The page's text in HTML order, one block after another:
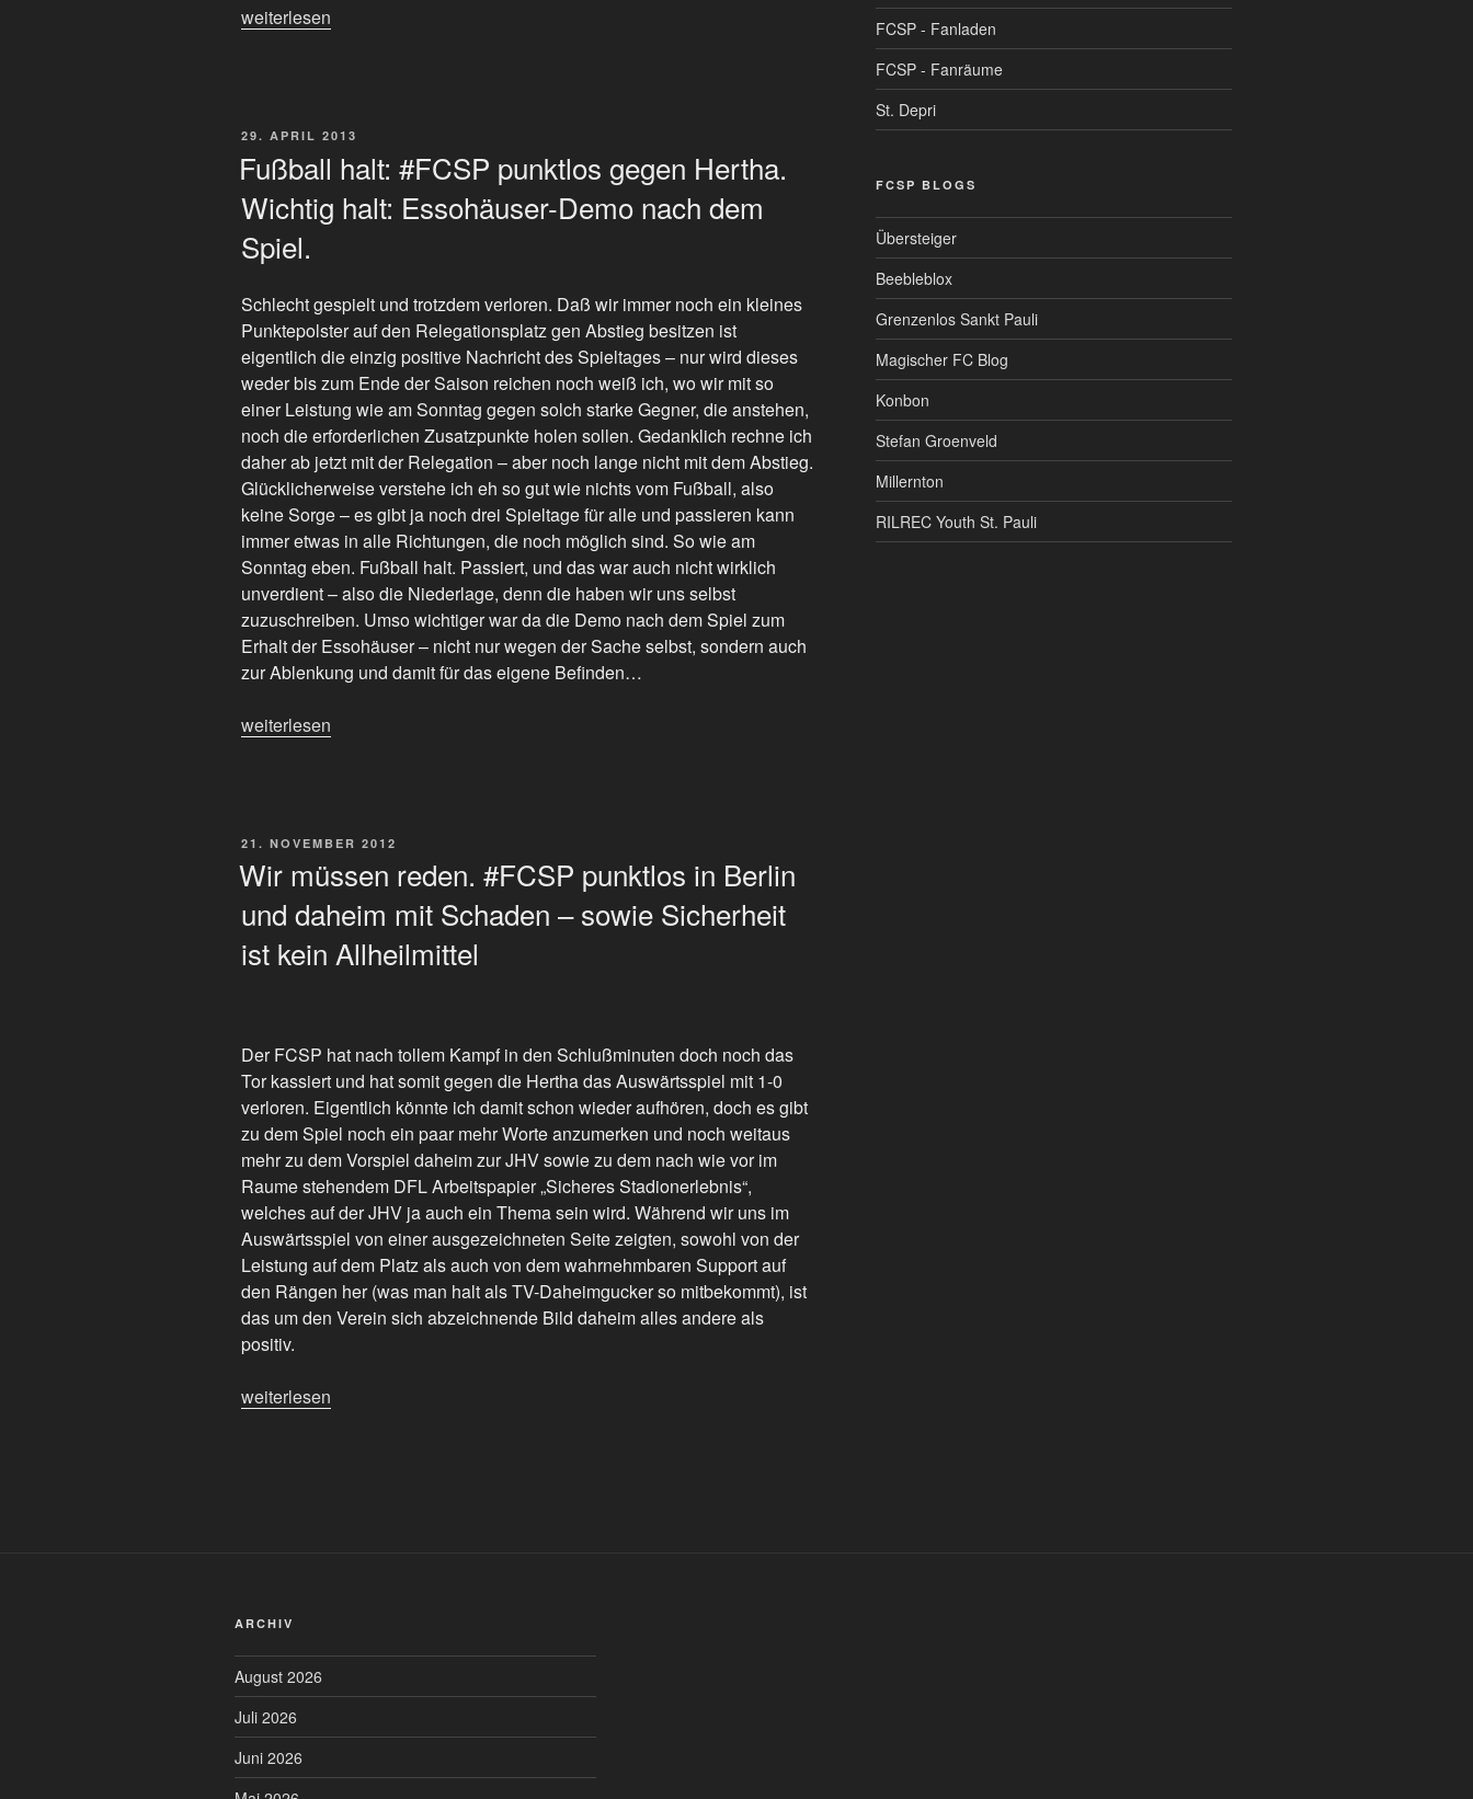
„#FCSP
Pokal
daheim
gegen
Hertha
als
weiterlesen
VERÖFFENTLICHT
29. APRIL 2013
Fußball halt: #FCSP punktlos gegen Hertha.
Wichtig halt: Essohäuser-Demo nach dem
Spiel.
Schlecht gespielt und trotzdem verloren. Daß wir immer noch ein kleines
Punktepolster auf den Relegationsplatz gen Abstieg besitzen ist
eigentlich die einzig positive Nachricht des Spieltages – nur wird dieses
weder bis zum Ende der Saison reichen noch weiß ich, wo wir mit so
einer Leistung wie am Sonntag gegen solch starke Gegner, die anstehen,
noch die erforderlichen Zusatzpunkte holen sollen. Gedanklich rechne ich
daher ab jetzt mit der Relegation – aber noch lange nicht mit dem Abstieg.
Glücklicherweise verstehe ich eh so gut wie nichts vom Fußball, also
keine Sorge – es gibt ja noch drei Spieltage für alle und passieren kann
immer etwas in alle Richtungen, die noch möglich sind. So wie am
Sonntag eben. Fußball halt. Passiert, und das war auch nicht wirklich
unverdient – also die Niederlage, denn die haben wir uns selbst
zuzuschreiben. Umso wichtiger war da die Demo nach dem Spiel zum
Erhalt der Essohäuser – nicht nur wegen der Sache selbst, sondern auch
zur Ablenkung und damit für das eigene Befinden…
„Fußball
Hertha.
Wichtig
halt:
Essohäuser-
Demo
weiterlesen
VERÖFFENTLICHT
21. NOVEMBER 2012
Wir müssen reden. #FCSP punktlos in Berlin
und daheim mit Schaden – sowie Sicherheit
ist kein Allheilmittel
Der FCSP hat nach tollem Kampf in den Schlußminuten doch noch das
Tor kassiert und hat somit gegen die Hertha das Auswärtsspiel mit 1-0
verloren. Eigentlich könnte ich damit schon wieder aufhören, doch es gibt
zu dem Spiel noch ein paar mehr Worte anzumerken und noch weitaus
mehr zu dem Vorspiel daheim zur JHV sowie zu dem nach wie vor im
Raume stehendem DFL Arbeitspapier „Sicheres Stadionerlebnis“,
welches auf der JHV ja auch ein Thema sein wird. Während wir uns im
Auswärtsspiel von einer ausgezeichneten Seite zeigten, sowohl von der
Leistung auf dem Platz als auch von dem wahrnehmbaren Support auf
den Rängen her (was man halt als TV-Daheimgucker so mitbekommt), ist
das um den Verein sich abzeichnende Bild daheim alles andere als
positiv.
„Wir
mit
Schaden
–
sowie
Sicherheit
ist
kein
weiterlesen
FCSP - Fanladen
FCSP - Fanräume
St. Depri
FCSP BLOGS
Übersteiger
Beebleblox
Grenzenlos Sankt Pauli
Magischer FC Blog
Konbon
Stefan Groenveld
Millernton
RILREC Youth St. Pauli
ARCHIV
August 2026
Juli 2026
Juni 2026